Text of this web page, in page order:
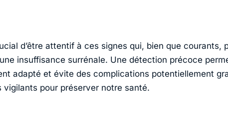
d’être attentif à ces signes qui, bien que courants,
insuffisance surrénale. Une détection précoce
adapté et évite des complications potentiellement
vigilants pour préserver notre santé.